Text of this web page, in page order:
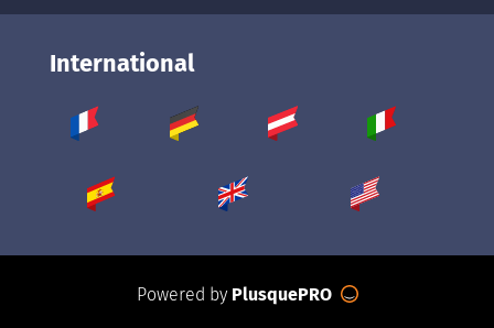
International
Powered by PlusquePRO